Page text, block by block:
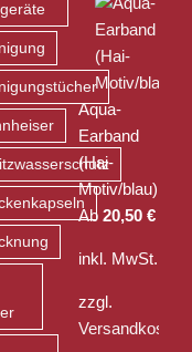
Aqua-
Earband
(Hai-
Motiv/blau)
Ab 20,50 €
inkl. MwSt.
zzgl.
Versandkosten